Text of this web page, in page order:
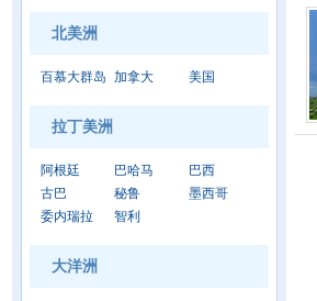
北美洲
百慕大群岛 加拿大 美国
拉丁美洲
阿根廷 巴哈马
巴西
古巴
秘鲁
墨西哥
委内瑞拉
智利
大洋洲